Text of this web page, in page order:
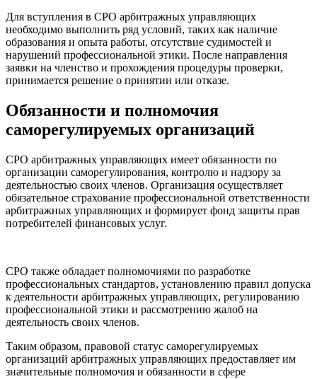
Для вступления в СРО арбитражных управляющих
необходимо выполнить ряд условий, таких как наличие
образования и опыта работы, отсутствие судимостей и
нарушений профессиональной этики. После направления
заявки на членство и прохождения процедуры проверки,
принимается решение о принятии или отказе.
Обязанности и полномочия
саморегулируемых организаций
СРО арбитражных управляющих имеет обязанности по
организации саморегулирования, контролю и надзору за
деятельностью своих членов. Организация осуществляет
обязательное страхование профессиональной ответственности
арбитражных управляющих и формирует фонд защиты прав
потребителей финансовых услуг.
СРО также обладает полномочиями по разработке
профессиональных стандартов, установлению правил допуска
к деятельности арбитражных управляющих, регулированию
профессиональной этики и рассмотрению жалоб на
деятельность своих членов.
Таким образом, правовой статус саморегулируемых
организаций арбитражных управляющих предоставляет им
значительные полномочия и обязанности в сфере